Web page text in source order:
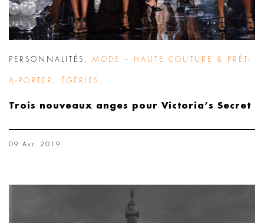
PERSONNALITÉS MODE – HAUTE COUTURE & PRÊT-
À-PORTER ÉGÉRIES
Trois nouveaux anges pour Victoria’s Secret
09 Avr. 2019